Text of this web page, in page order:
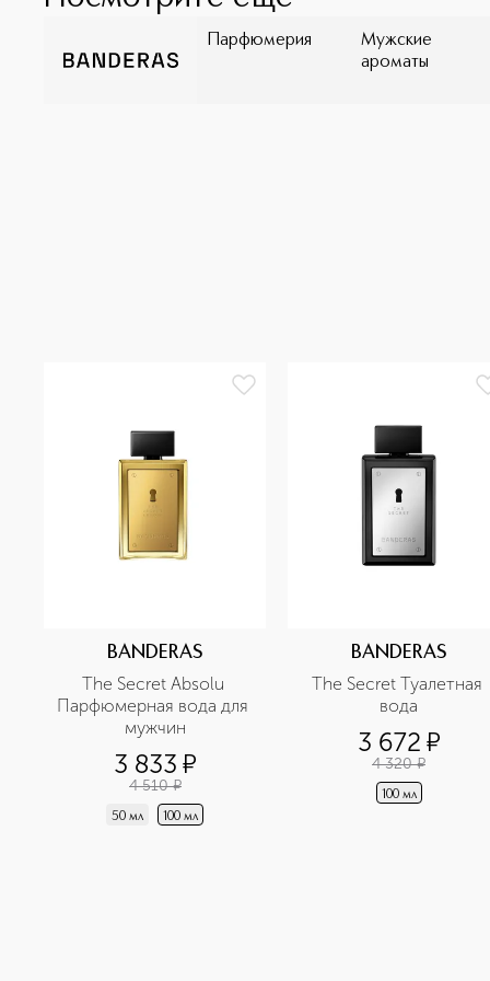
Парфюмерия
Мужские
ароматы
BANDERAS
The Secret Absolu
Парфюмерная вода для
мужчин
3 833 ¤
4 510 ¤
50 мл 100 мл
BANDERAS
The Secret Туалетная
вода
3 672 ¤
4 320 ¤
100 мл